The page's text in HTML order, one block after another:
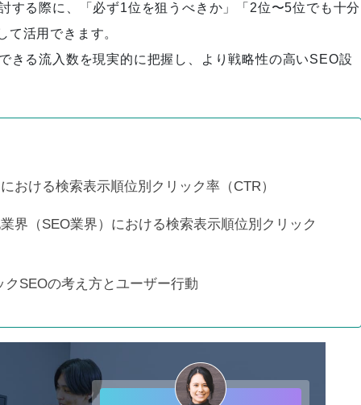
細かなヒアリングでサービスペ
タビコレ様に弊社を紹介頂きま
する際に、「必ず1位を狙うべきか」「2位〜5位でも十分
活用できます。
きる流入数を現実的に把握し、より戦略性の高いSEO設
おける検索表示順位別クリック率（CTR）
界（SEO業界）における検索表示順位別クリック
SEOの考え方とユーザー行動